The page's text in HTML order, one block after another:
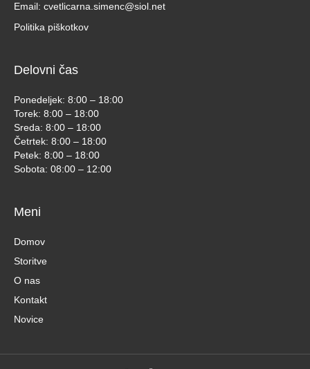
Email: cvetlicarna.simenc@siol.net
Politika piškotkov
Delovni čas
Ponedeljek: 8:00 – 18:00
Torek: 8:00 – 18:00
Sreda: 8:00 – 18:00
Četrtek: 8:00 – 18:00
Petek: 8:00 – 18:00
Sobota: 08:00 – 12:00
Meni
Domov
Storitve
O nas
Kontakt
Novice